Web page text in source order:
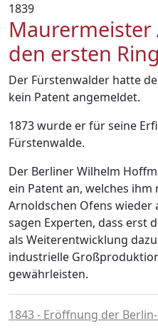
1839
den ersten
Der Fürstenwalder hatte
kein Patent angemeldet.
1873 wurde er für seine
Fürstenwalde.
Der Berliner Wilhelm
ein Patent an, welches
Arnoldschen Ofens
sagen Experten, dass erst
als Weiterentwicklung
industrielle
gewährleisten.
1843 - Eröffnung der